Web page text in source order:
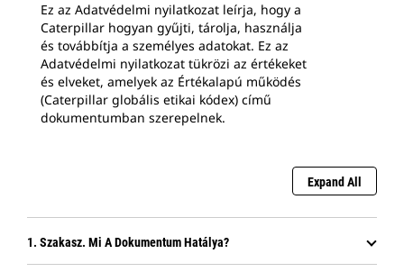
Ez az Adatvédelmi nyilatkozat leírja, hogy a
Caterpillar hogyan gyűjti, tárolja, használja
és továbbítja a személyes adatokat. Ez az
Adatvédelmi nyilatkozat tükrözi az értékeket
és elveket, amelyek az Értékalapú működés
(Caterpillar globális etikai kódex) című
dokumentumban szerepelnek.
Expand All
1. Szakasz. Mi A Dokumentum Hatálya?